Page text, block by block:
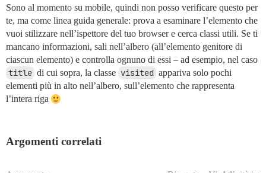
Sono al momento su mobile, quindi non posso verificare questo per
te, ma come linea guida generale: prova a esaminare l’elemento che
vuoi stilizzare nell’ispettore del tuo browser e cerca classi utili. Se ti
mancano informazioni, sali nell’albero (all’elemento genitore di
ciascun elemento) e controlla ognuno di essi – ad esempio, nel caso
title di cui sopra, la classe visited appariva solo pochi
elementi più in alto nell’albero, sull’elemento che rappresenta
l’intera riga
Argomenti correlati